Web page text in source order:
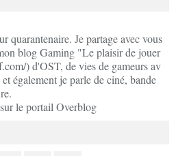
quarantenaire. Je partage avec vous
blog Gaming "Le plaisir de jouer
) d'OST, de vies de gameurs av
également je parle de ciné, bande
le portail Overblog